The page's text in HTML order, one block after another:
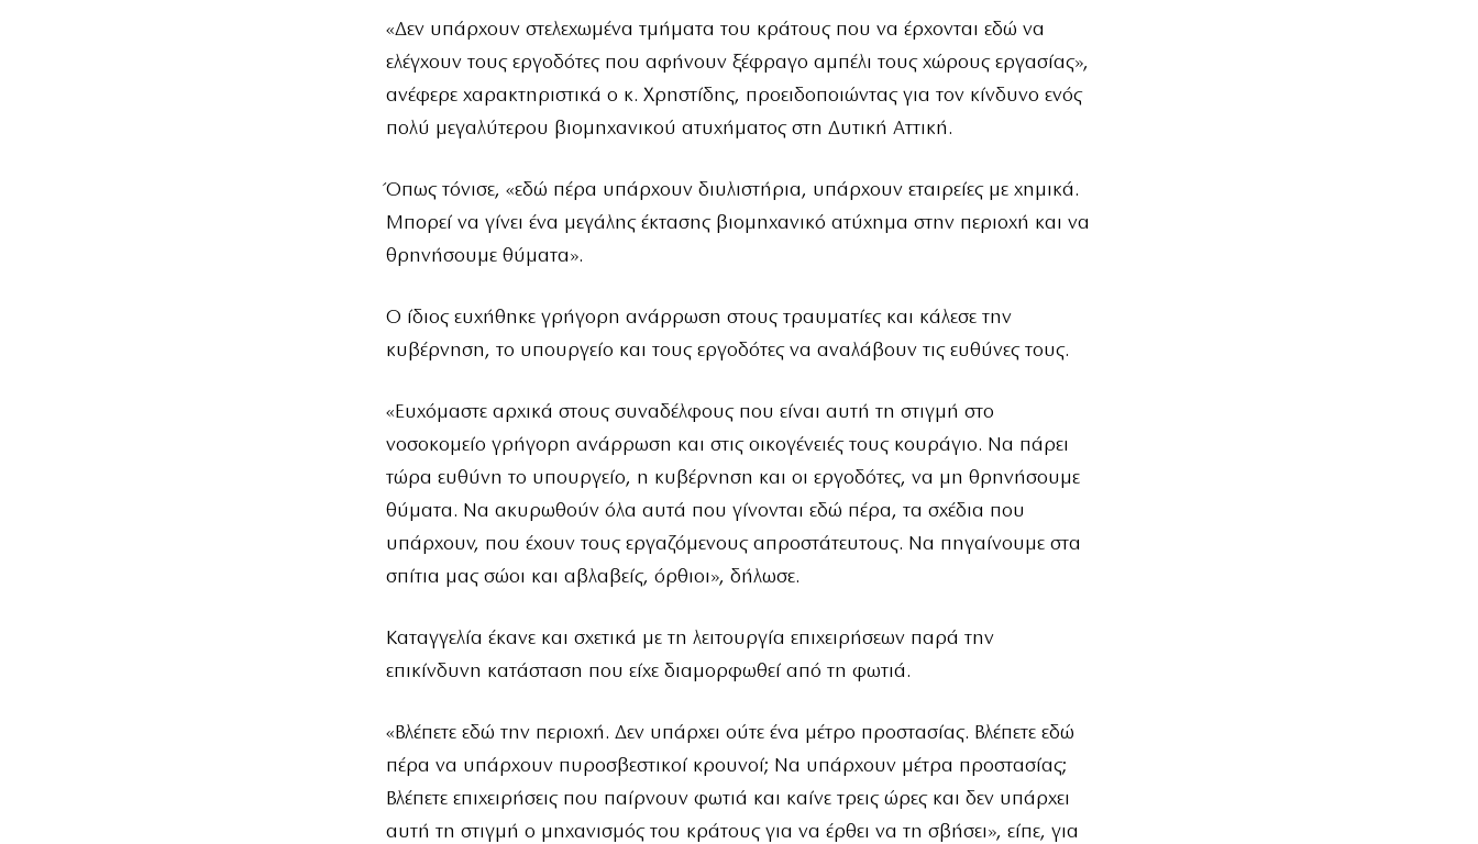
«Δεν υπάρχουν στελεχωμένα τμήματα του κράτους που να έρχονται εδώ να
ελέγχουν τους εργοδότες που αφήνουν ξέφραγο αμπέλι τους χώρους εργασίας»,
ανέφερε χαρακτηριστικά ο κ. Χρηστίδης, προειδοποιώντας για τον κίνδυνο ενός
πολύ μεγαλύτερου βιομηχανικού ατυχήματος στη Δυτική Αττική.
Όπως τόνισε, «εδώ πέρα υπάρχουν διυλιστήρια, υπάρχουν εταιρείες με χημικά.
Μπορεί να γίνει ένα μεγάλης έκτασης βιομηχανικό ατύχημα στην περιοχή και να
θρηνήσουμε θύματα».
Ο ίδιος ευχήθηκε γρήγορη ανάρρωση στους τραυματίες και κάλεσε την
κυβέρνηση, το υπουργείο και τους εργοδότες να αναλάβουν τις ευθύνες τους.
«Ευχόμαστε αρχικά στους συναδέλφους που είναι αυτή τη στιγμή στο
νοσοκομείο γρήγορη ανάρρωση και στις οικογένειές τους κουράγιο. Να πάρει
τώρα ευθύνη το υπουργείο, η κυβέρνηση και οι εργοδότες, να μη θρηνήσουμε
θύματα. Να ακυρωθούν όλα αυτά που γίνονται εδώ πέρα, τα σχέδια που
υπάρχουν, που έχουν τους εργαζόμενους απροστάτευτους. Να πηγαίνουμε στα
σπίτια μας σώοι και αβλαβείς, όρθιοι», δήλωσε.
Καταγγελία έκανε και σχετικά με τη λειτουργία επιχειρήσεων παρά την
επικίνδυνη κατάσταση που είχε διαμορφωθεί από τη φωτιά.
«Βλέπετε εδώ την περιοχή. Δεν υπάρχει ούτε ένα μέτρο προστασίας. Βλέπετε εδώ
πέρα να υπάρχουν πυροσβεστικοί κρουνοί; Να υπάρχουν μέτρα προστασίας;
Βλέπετε επιχειρήσεις που παίρνουν φωτιά και καίνε τρεις ώρες και δεν υπάρχει
αυτή τη στιγμή ο μηχανισμός του κράτους για να έρθει να τη σβήσει», είπε, για